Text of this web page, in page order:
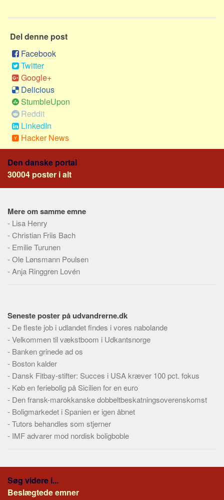
Forbrug
Social sikring og sundhed
Transport
Alle
Aspekter
Køb og salg
Økonomi
Jura og regler
Skatter og afgifter
Statistik
Praktisk
Meta
Dokumenttyper
Emner
Skribenter
Personer
Om
Webstedet
Forhistorien
Redigering
Tekstannoncer
Hjælp
Del denne post
Facebook
Twitter
Google+
Delicious
StumbleUpon
Reddit
LinkedIn
Hacker News
Den danske portal
30004 poster i alt
Mere om samme emne
- Lisa Henry
-Christian Friis Bach
- Emilie Turunen
-Ole Lønsmann Poulsen
-Anja Ringgren Lovén
Seneste poster på udvandrerne.dk
- De fleste job i udlandet findes i vores nabolande
-Velkommen til vækstboom i Udkantsnorge
- Banken grinede ad os
- Boston kalder
- Dansk Fitbay-stifter: Succes i USA kræver 100 pct. fokus
- Køb en feriebolig på Sicilien for en euro
- Den fransk-marokkanske dobbeltbeskatningsoverenskomst
- Boligmarkedet i Spanien er igen åbnet
-Tutors behandles som stjerner
- IMF advarer mod nordisk boligboble
Søg videre i...
Beslægtede emner